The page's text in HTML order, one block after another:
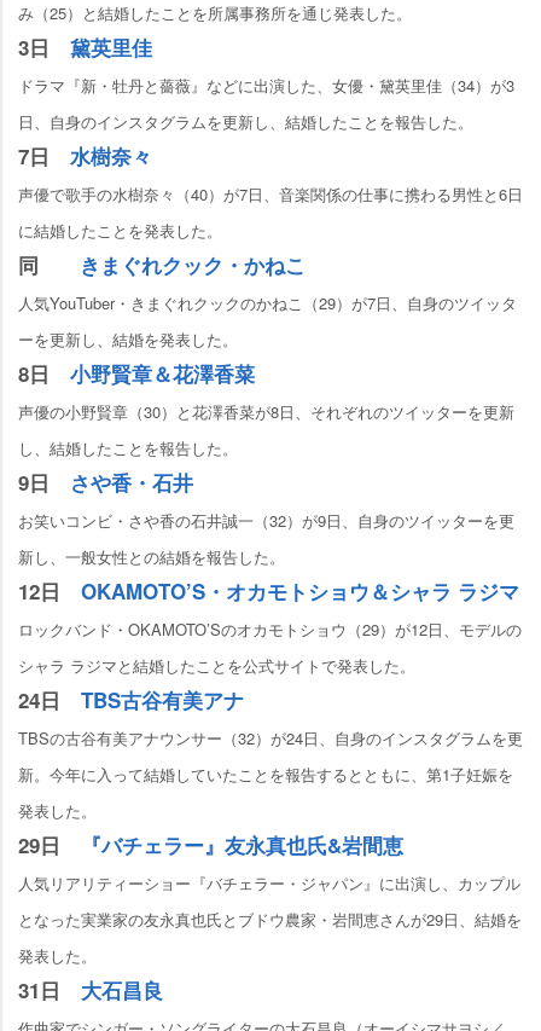
み（25）と結婚したことを所属事務所を通じ発表した。
3日 黛英里佳
ドラマ『新・牡丹と薔薇』などに出演した、女優・黛英里佳（34）が3
日、自身のインスタグラムを更新し、結婚したことを報告した。
7日 水樹奈々
声優で歌手の水樹奈々（40）が7日、音楽関係の仕事に携わる男性と6日
に結婚したことを発表した。
同 きまぐれクック・かねこ
人気YouTuber・きまぐれクックのかねこ（29）が7日、自身のツイッタ
ーを更新し、結婚を発表した。
8日 小野賢章＆花澤香菜
声優の小野賢章（30）と花澤香菜が8日、それぞれのツイッターを更新
し、結婚したことを報告した。
9日 さや香・石井
お笑いコンビ・さや香の石井誠一（32）が9日、自身のツイッターを更
新し、一般女性との結婚を報告した。
12日 OKAMOTO’S・オカモトショウ＆シャラ ラジマ
ロックバンド・OKAMOTO’Sのオカモトショウ（29）が12日、モデルの
シャラ ラジマと結婚したことを公式サイトで発表した。
24日 TBS古谷有美アナ
TBSの古谷有美アナウンサー（32）が24日、自身のインスタグラムを更
新。今年に入って結婚していたことを報告するとともに、第1子妊娠を
発表した。
29日 『バチェラー』友永真也氏&岩間恵
人気リアリティーショー『バチェラー・ジャパン』に出演し、カップル
となった実業家の友永真也氏とブドウ農家・岩間恵さんが29日、結婚を
発表した。
31日 大石昌良